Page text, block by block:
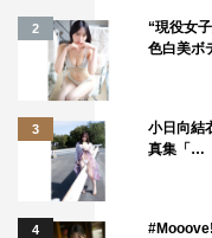
FOD：http://
おのののか
2
“現役女
色白美ボ
3
小日向結
真集「…
4